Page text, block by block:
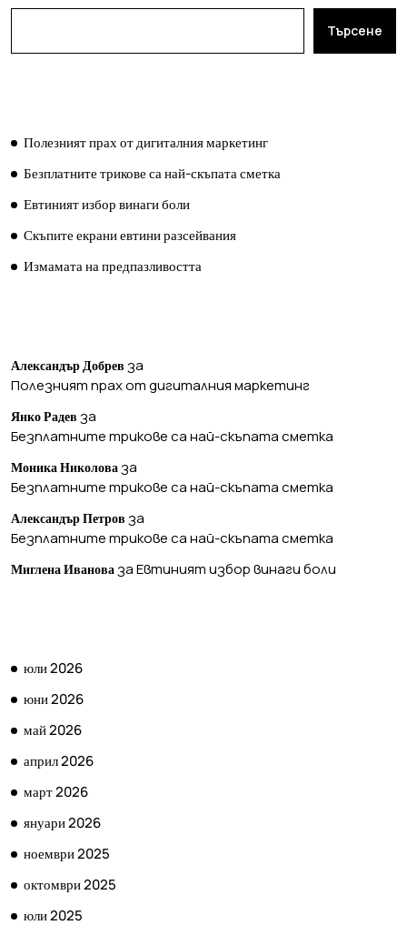
Търсене
Полезният прах от дигиталния маркетинг
Безплатните трикове са най-скъпата сметка
Евтиният избор винаги боли
Скъпите екрани евтини разсейвания
Измамата на предпазливостта
Александър Добрев за
Полезният прах от дигиталния маркетинг
Янко Радев за
Безплатните трикове са най-скъпата сметка
Моника Николова за
Безплатните трикове са най-скъпата сметка
Александър Петров за
Безплатните трикове са най-скъпата сметка
Миглена Иванова заЕвтиният избор винаги боли
юли 2026
юни 2026
май 2026
април 2026
март 2026
януари 2026
ноември 2025
октомври 2025
юли 2025